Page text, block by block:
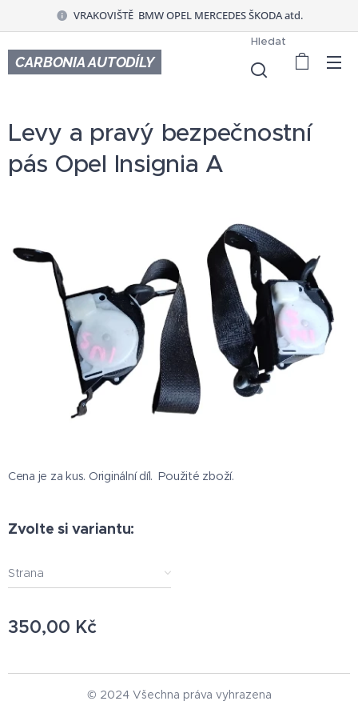
VRAKOVIŠTĚ BMW OPEL MERCEDES ŠKODA atd.
CARBONIA AUTODÍLY
Hledat
Levy a pravý bezpečnostní
pás Opel Insignia A
Cena je za kus. Originální díl. Použité zboží.
Zvolte si variantu:
Strana
350,00 Kč
© 2024 Všechna práva vyhrazena